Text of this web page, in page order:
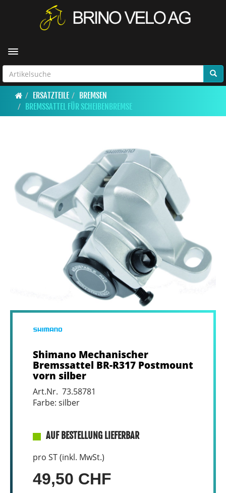
Toggle navigation
ERSATZTEILE
BREMSEN
BREMSSATTEL FÜR SCHEIBENBREMSE
Shimano Mechanischer
Bremssattel BR-R317 Postmount
vorn silber
Art.Nr. 73.58781
Farbe: silber
AUF BESTELLUNG LIEFERBAR
pro ST (inkl. MwSt.)
49,50 CHF